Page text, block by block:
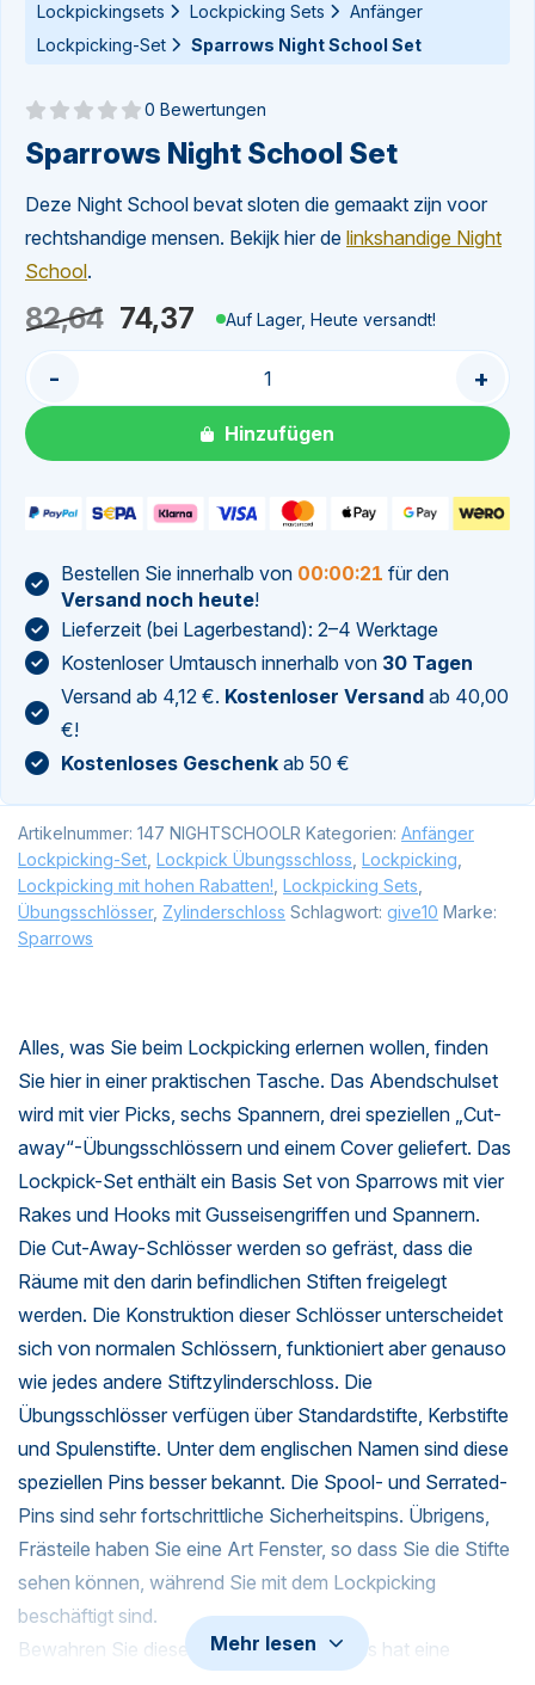
Lockpickingsets Lockpicking Sets
Anfänger
Lockpicking-Set
Sparrows Night School Set
Noch keine Bewertungen
0 Bewertungen
Sparrows Night School Set
Deze Night School bevat sloten die gemaakt zijn voor
rechtshandige mensen. Bekijk hier de linkshandige Night
School.
82,64 Ursprünglicher
Preis
82,64
74,37 Aktueller
Preis
74,37.
Auf Lager, Heute versandt!
- +
Hinzufügen
Bestellen Sie innerhalb von 00:00:20 für den
Versand noch heute!
Lieferzeit (bei Lagerbestand): 2–4 Werktage
Kostenloser Umtausch innerhalb von 30 Tagen
Versand ab 4,12 €. Kostenloser Versand ab 40,00
€!
Kostenloses Geschenk ab 50 €
Artikelnummer: 147 NIGHTSCHOOLR Kategorien: Anfänger
Lockpicking-Set Lockpick Übungsschloss Lockpicking
Lockpicking mit hohen Rabatten! Lockpicking Sets
Übungsschlösser, Zylinderschloss Schlagwort: give10 Marke:
Sparrows
Alles, was Sie beim Lockpicking erlernen wollen, finden
Sie hier in einer praktischen Tasche. Das Abendschulset
wird mit vier Picks, sechs Spannern, drei speziellen „Cut-
away“-Übungsschlössern und einem Cover geliefert. Das
Lockpick-Set enthält ein Basis Set von Sparrows mit vier
Rakes und Hooks mit Gusseisengriffen und Spannern.
Die Cut-Away-Schlösser werden so gefräst, dass die
Räume mit den darin befindlichen Stiften freigelegt
werden. Die Konstruktion dieser Schlösser unterscheidet
sich von normalen Schlössern, funktioniert aber genauso
wie jedes andere Stiftzylinderschloss. Die
Übungsschlösser verfügen über Standardstifte, Kerbstifte
und Spulenstifte. Unter dem englischen Namen sind diese
speziellen Pins besser bekannt. Die Spool- und Serrated-
Pins sind sehr fortschrittliche Sicherheitspins. Übrigens,
Frästeile haben Sie eine Art Fenster, so dass Sie die Stifte
sehen können, während Sie mit dem Lockpicking
beschäftigt sind.
Bewahren Sie dieses Set im Cover auf. Es hat eine
Mehr lesen